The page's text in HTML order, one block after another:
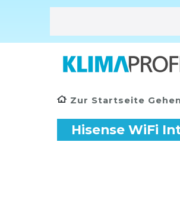
Zur Startseite Gehen
Hisense WiFi